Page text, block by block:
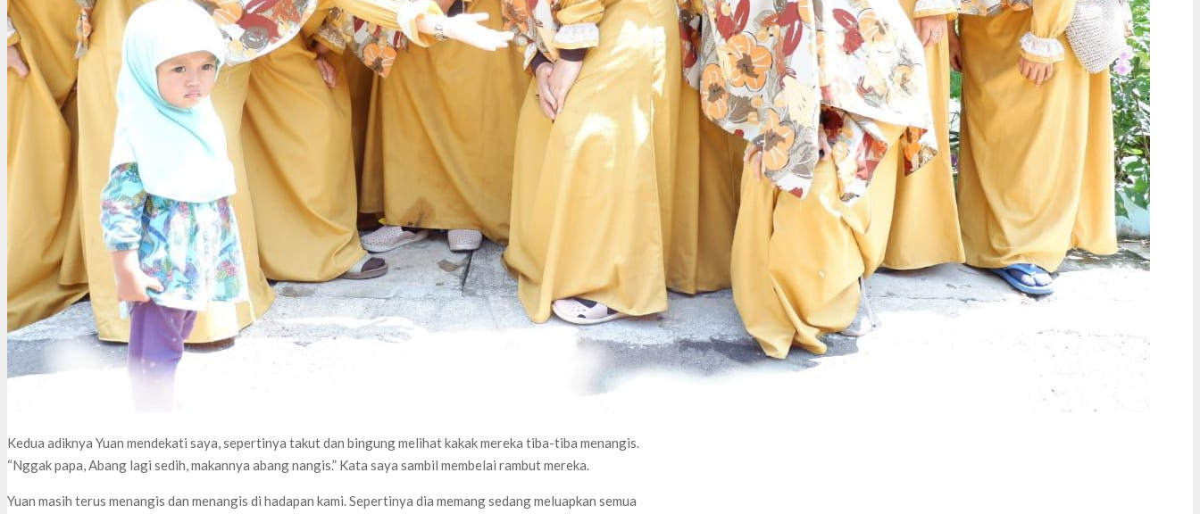
Kedua adiknya Yuan mendekati saya, sepertinya takut dan bingung melihat kakak mereka tiba-tiba menangis.
“Nggak papa, Abang lagi sedih, makannya abang nangis.” Kata saya sambil membelai rambut mereka.
Yuan masih terus menangis dan menangis di hadapan kami. Sepertinya dia memang sedang meluapkan semua